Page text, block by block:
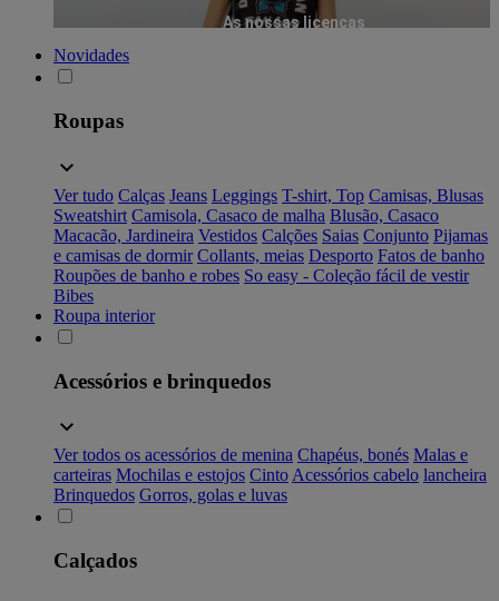
As nossas licenças
Novidades
Roupas
Ver tudo Calças Jeans Leggings T-shirt, Top Camisas, Blusas
Sweatshirt Camisola, Casaco de malha Blusão, Casaco
Macacão, Jardineira Vestidos Calções Saias Conjunto Pijamas
e camisas de dormir Collants, meias Desporto Fatos de banho
Roupões de banho e robes So easy - Coleção fácil de vestir
Bibes
Roupa interior
Acessórios e brinquedos
Ver todos os acessórios de menina Chapéus, bonés Malas e
carteiras Mochilas e estojos Cinto Acessórios cabelo lancheira
Brinquedos Gorros, golas e luvas
Calçados